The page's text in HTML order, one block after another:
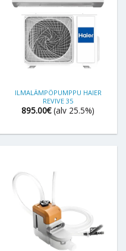
ILMALÄMPÖPUMPPU HAIER
REVIVE 35
895.00€ (alv 25.5%)